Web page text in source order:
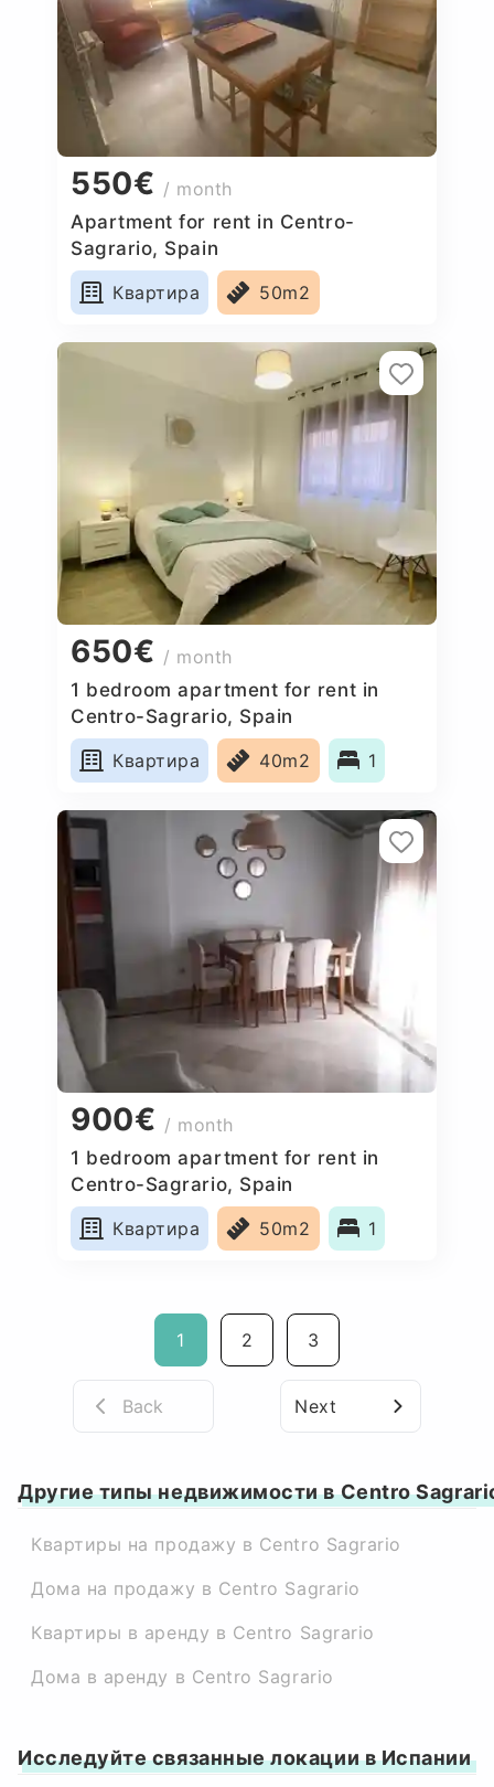
550€ / month
Apartment for rent in Centro-
Sagrario, Spain
Квартира
50m2
650€ / month
1 bedroom apartment for rent in
Centro-Sagrario, Spain
Квартира
40m2 1
900€ / month
1 bedroom apartment for rent in
Centro-Sagrario, Spain
Квартира
50m2 1
1 2 3
Back Next
Другие типы недвижимости в Centro
Квартиры на продажу в Centro Sagrario
Дома на продажу в Centro Sagrario
Квартиры в аренду в Centro Sagrario
Дома в аренду в Centro Sagrario
Исследуйте связанные локации в Испании